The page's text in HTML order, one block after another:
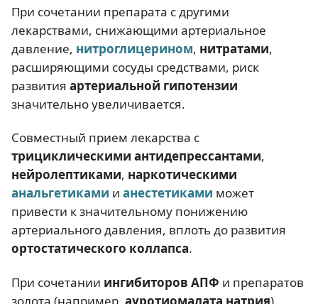
При сочетании препарата с другими
лекарствами, снижающими артериальное
давление, нитроглицерином, нитратами,
расширяющими сосуды средствами, риск
развития артериальной гипотензии
значительно увеличивается.
Совместный прием лекарства с
трициклическими антидепрессантами,
нейролептиками, наркотическими
анальгетиками и анестетиками может
привести к значительному понижению
артериального давления, вплоть до развития
ортостатического коллапса.
При сочетании ингибиторов АПФ и препаратов
золота (например, ауротиомалата натрия)